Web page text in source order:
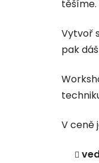
těšíme.
Vytvoř
pak
V ceně